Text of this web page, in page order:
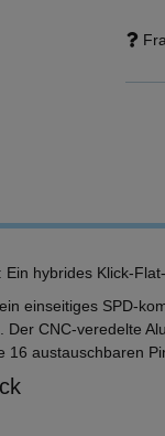
Ein hybrides Klick-
einseitiges SPD-
Der CNC-veredelte
16 austauschbaren